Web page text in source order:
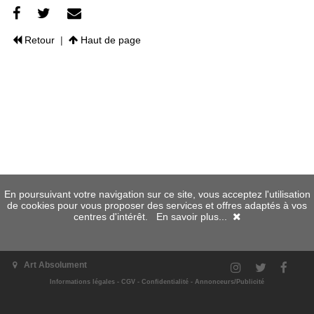
Retour| Haut de page
Art Absolument
Informations légales - CGV - Confidentialité - Annonceurs/Publicité
En poursuivant votre navigation sur ce site, vous acceptez l'utilisation
de cookies pour vous proposer des services et offres adaptés à vos
centres d'intérêt. En savoir plus...